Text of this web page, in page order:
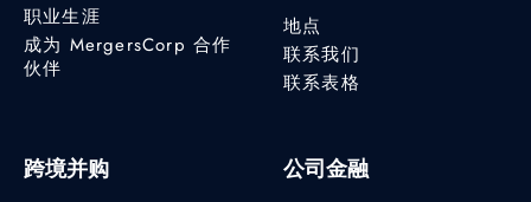
职业生涯
成为 MergersCorp 合作
伙伴
地点
联系我们
联系表格
跨境并购 公司金融